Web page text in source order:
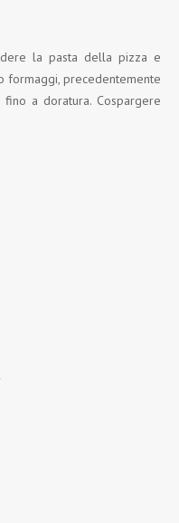
la pasta della pizza e
formaggi, precedentemente
a doratura. Cospargere